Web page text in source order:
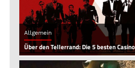
Allgemein
Über den Tellerrand: Die 5 besten